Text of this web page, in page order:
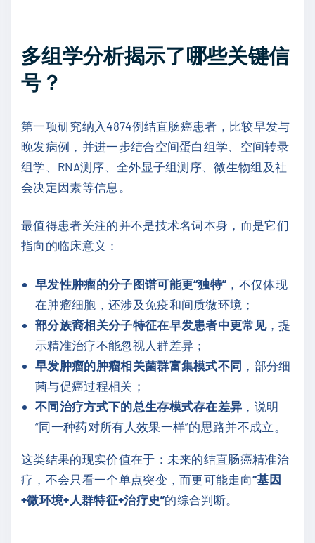
多组学分析揭示了哪些关键信
号？
第一项研究纳入4874例结直肠癌患者，比较早发与
晚发病例，并进一步结合空间蛋白组学、空间转录
组学、RNA测序、全外显子组测序、微生物组及社
会决定因素等信息。
最值得患者关注的并不是技术名词本身，而是它们
指向的临床意义：
早发性肿瘤的分子图谱可能更“独特” ，不仅体现
在肿瘤细胞，还涉及免疫和间质微环境；
部分族裔相关分子特征在早发患者中更常见，提
示精准治疗不能忽视人群差异；
早发肿瘤的肿瘤相关菌群富集模式不同 ，部分细
菌与促癌过程相关；
不同治疗方式下的总生存模式存在差异 ，说明
“同一种药对所有人效果一样”的思路并不成立。
这类结果的现实价值在于：未来的结直肠癌精准治
疗，不会只看一个单点突变，而更可能走向“基因
+微环境+人群特征+治疗史”的综合判断。